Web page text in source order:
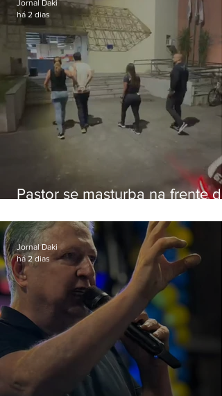
Pastor se masturba na frente de
Jornal Daki
há 2 dias
Jornal Daki
há 2 dias